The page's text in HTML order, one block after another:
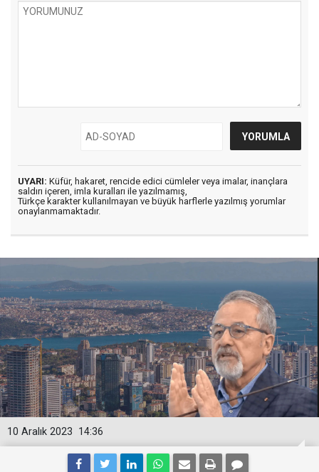
UYARI: Küfür, hakaret, rencide edici cümleler veya imalar, inançlara
saldırı içeren, imla kuralları ile yazılmamış,
Türkçe karakter kullanılmayan ve büyük harflerle yazılmış yorumlar
onaylanmamaktadır.
14:36
10 Aralık 2023